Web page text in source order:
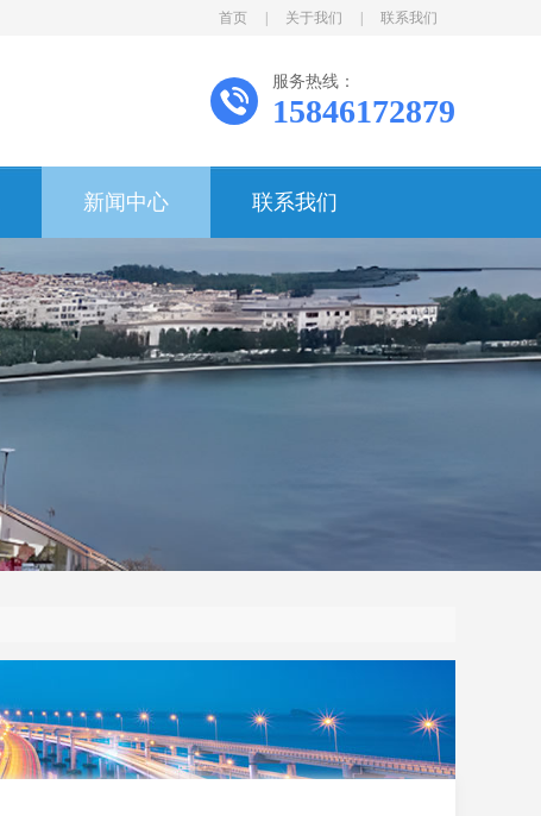
首页 关于我们 联系我们
服务热线：
15846172879
新闻中心 联系我们